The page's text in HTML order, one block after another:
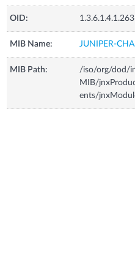
OID:
MIB Name: JUNIPER-
MIB Path:
/iso/org/dod/
MIB/
ents/